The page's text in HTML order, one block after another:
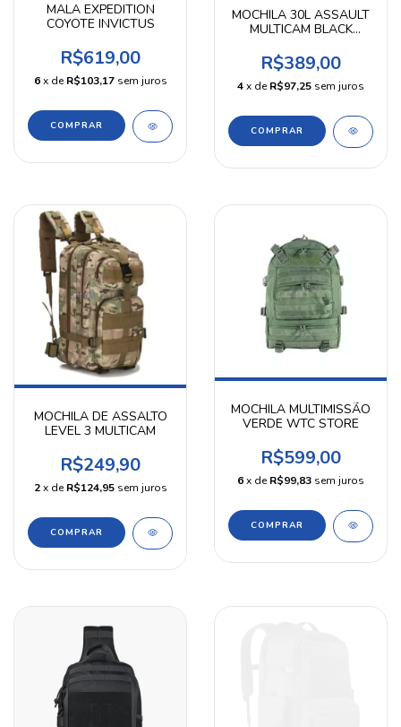
MALA EXPEDITION
COYOTE INVICTUS
R$619,00
6 x deR$103,17 sem juros
MOCHILA 30L ASSAULT
MULTICAM BLACK
R$389,00
4x deR$97,25 sem juros
MOCHILA DE ASSALTO
LEVEL 3 MULTICAM
R$249,90
2 x deR$124,95 sem juros
MOCHILA MULTIMISSÃO
VERDE WTC STORE
R$599,00
6x deR$99,83 sem juros